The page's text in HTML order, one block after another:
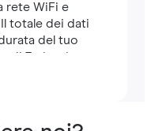
rete WiFi e
totale dei dati
del tuo
di 7 giorni